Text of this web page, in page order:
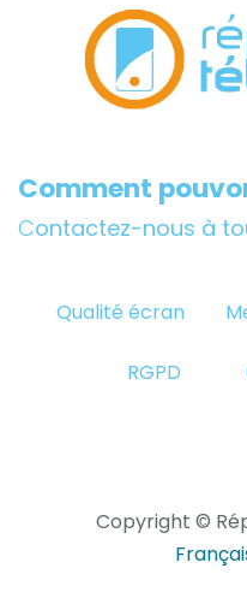
Comment
Contactez-nous à
Qualité écran
RGPD
Copyright ©